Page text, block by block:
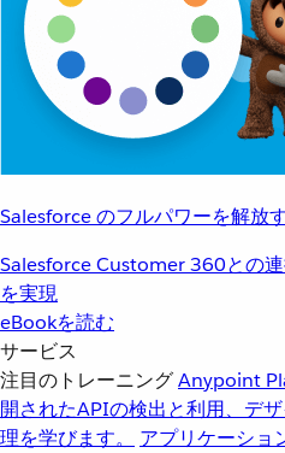
Salesforce のフルパワーを解放
Salesforce Customer 360との
を実現
eBookを読む
サービス
注目のトレーニングAnypoint
開されたAPIの検出と利用、デ
理を学びます。
アプリケーショ